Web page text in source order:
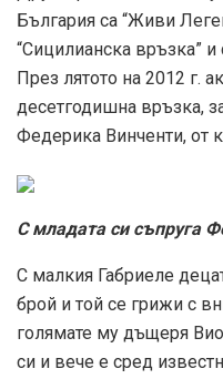
България са “Живи
“Сицилианска връзка”
През лятото на 2012 г.
десетгодишна връзка,
Федерика Винченти, от
С младата си съпруга
С малкия Габриеле
брой и той се грижи с
голямате му дъщеря
си и вече е сред